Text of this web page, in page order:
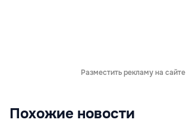
Разместить рекламу на сайте
Похожие новости